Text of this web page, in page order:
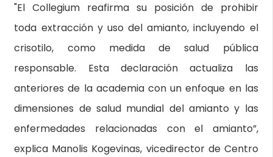
"El Collegium reafirma su posición de prohibir
toda extracción y uso del amianto, incluyendo el
crisotilo, como medida de salud pública
responsable. Esta declaración actualiza las
anteriores de la academia con un enfoque en las
dimensiones de salud mundial del amianto y las
enfermedades relacionadas con el amianto”,
explica Manolis Kogevinas, vicedirector de Centro